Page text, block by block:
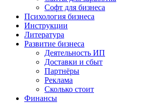
Софт для бизнеса
Психология бизнеса
Инструкции
Литература
Развитие бизнеса
Деятельность ИП
Доставки и сбыт
Партнёры
Реклама
Сколько стоит
Финансы